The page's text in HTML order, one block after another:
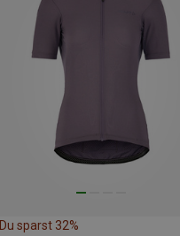
Du sparst 32%